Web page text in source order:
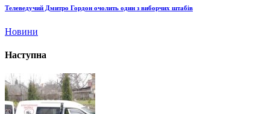
Телеведучий Дмитро Гордон очолить один з виборчих штабів
Новини
Наступна